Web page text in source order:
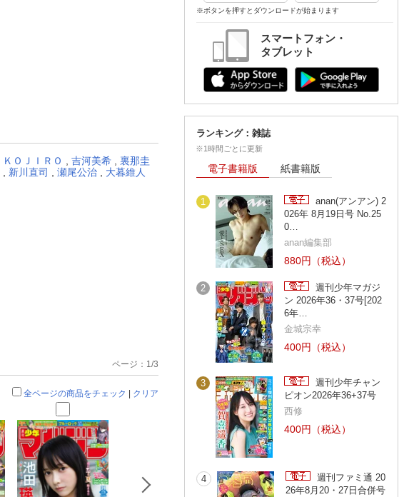
ＫＯＪＩＲＯ 吉河美希
裏那圭
新川直司 瀬尾公治
大暮維人
ページ：1/3
全ページの商品をチェック | クリア
※ボタンを押すとダウンロードが始まります
スマートフォン・
タブレット
ランキング：雑誌
※1時間ごとに更新
電子書籍版 紙書籍版
1
anan(アンアン) 2
026年 8月19日号 No.25
0…
anan編集部
880円（税込）
2
週刊少年マガジ
ン 2026年36・37号[202
6年…
金城宗幸
400円（税込）
3
週刊少年チャン
ピオン2026年36+37号
西修
400円（税込）
4
週刊ファミ通 20
26年8月20・27日合併号